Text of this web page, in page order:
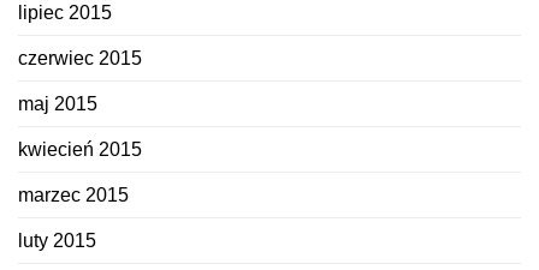
lipiec 2015
czerwiec 2015
maj 2015
kwiecień 2015
marzec 2015
luty 2015